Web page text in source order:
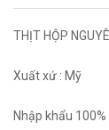
THỊT HỘP
Xuất xứ : Mỹ
Nhập khẩu